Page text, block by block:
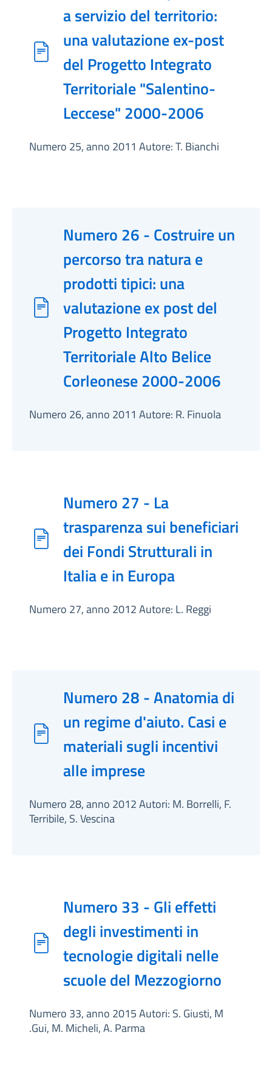
a servizio del territorio:
una valutazione ex-post
del Progetto Integrato
Territoriale "Salentino-
Leccese" 2000-2006
Numero 25, anno 2011 Autore: T. Bianchi
Numero 26 - Costruire un
percorso tra natura e
prodotti tipici: una
valutazione ex post del
Progetto Integrato
Territoriale Alto Belice
Corleonese 2000-2006
Numero 26, anno 2011 Autore: R. Finuola
Numero 27 - La
trasparenza sui beneficiari
dei Fondi Strutturali in
Italia e in Europa
Numero 27, anno 2012 Autore: L. Reggi
Numero 28 - Anatomia di
un regime d'aiuto. Casi e
materiali sugli incentivi
alle imprese
Numero 28, anno 2012 Autori: M. Borrelli, F.
Terribile, S. Vescina
Numero 33 - Gli effetti
degli investimenti in
tecnologie digitali nelle
scuole del Mezzogiorno
Numero 33, anno 2015 Autori: S. Giusti, M
.Gui, M. Micheli, A. Parma